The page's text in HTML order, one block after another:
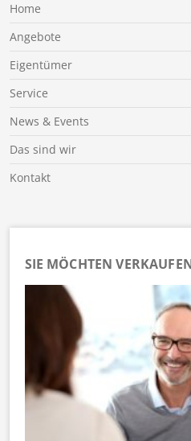
Home
Angebote
Eigentümer
Service
News & Events
Das sind wir
Kontakt
SIE MÖCHTEN